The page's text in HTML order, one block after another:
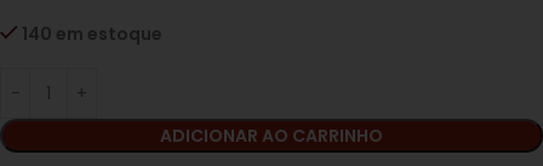
140 em estoque
ADICIONAR AO CARRINHO